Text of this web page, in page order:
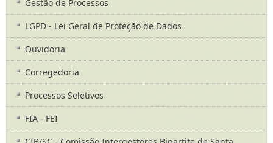
Gestão de Processos
LGPD - Lei Geral de Proteção de Dados
Ouvidoria
Corregedoria
Processos Seletivos
FIA - FEI